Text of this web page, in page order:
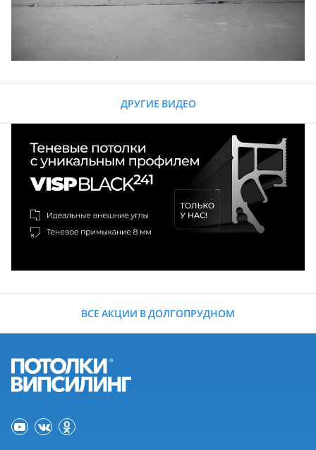
ДРУГИЕ ВИДЕО
ВСЕ АКЦИИ В ДОЛГОПРУДНОМ